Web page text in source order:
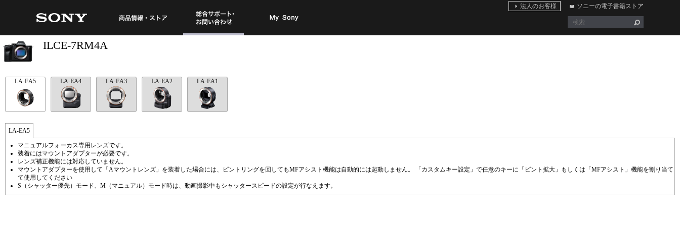
法人のお客様 ソニーの電子書籍ストア
ILCE-7RM4A
LA-EA5 LA-EA4 LA-EA3 LA-EA2 LA-EA1
LA-EA5
マニュアルフォーカス専用レンズです。
装着にはマウントアダプターが必要です。
レンズ補正機能には対応していません。
マウントアダプターを使用して「Aマウントレンズ」を装着した場合には、ピントリングを回してもMFアシスト機能は自動的には起動しません。 「カスタムキー設定」で任意のキーに「ピント拡大」もしくは「MFアシスト」機能を割り当て
て使用してください
S（シャッター優先）モード、M（マニュアル）モード時は、動画撮影中もシャッタースピードの設定が行なえます。